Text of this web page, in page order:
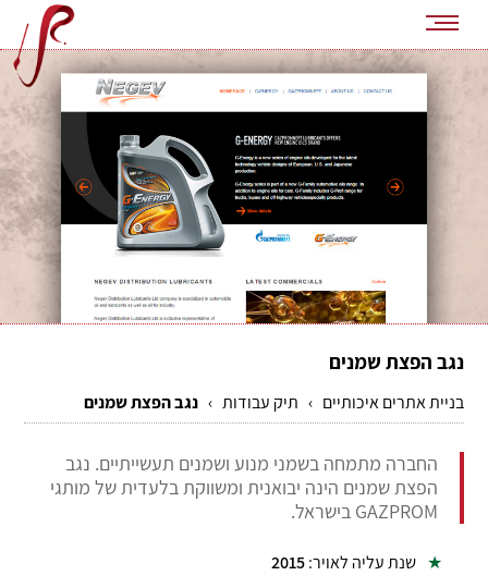
נגב הפצת שמנים
בניית אתרים איכותיים › תיק עבודות ›נגב הפצת שמנים
החברה מתמחה בשמני מנוע ושמנים תעשייתיים. נגב
הפצת שמנים הינה יבואנית ומשווקת בלעדית של מותגי
GAZPROM בישראל.
שנת עליה לאויר:2015